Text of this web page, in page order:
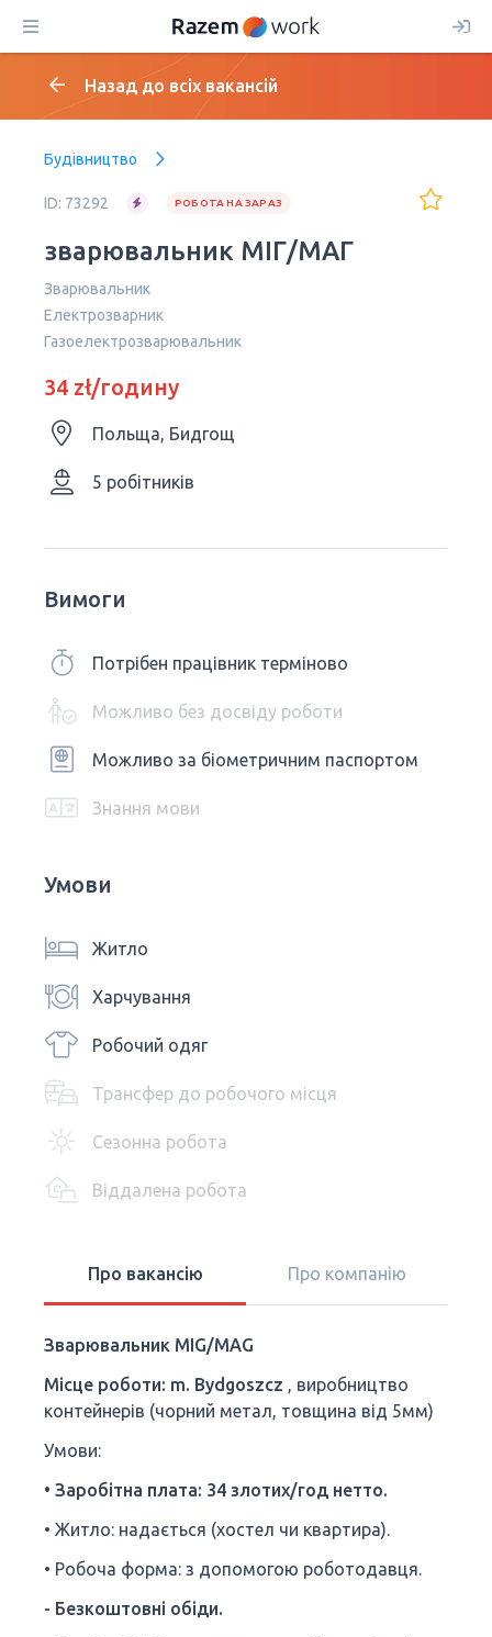
Назад до всіх вакансій
Будівництво
ID: 73292 РОБОТА НА ЗАРАЗ
зварювальник МІГ/МАГ
Зварювальник
Електрозварник
Газоелектрозварювальник
34 zł/годину
Польща, Бидгощ
5 робітників
Вимоги
Потрібен працівник терміново
Можливо без досвіду роботи
Можливо за біометричним паспортом
Знання мови
Умови
Житло
Харчування
Робочий одяг
Трансфер до робочого місця
Сезонна робота
Віддалена робота
Про вакансію Про компанію
Зварювальник MIG/MAG
Місце роботи: m. Bydgoszcz , виробництво
контейнерів (чорний метал, товщина від 5мм)
Умови:
• Заробітна плата: 34 злотих/год нетто.
• Житло: надається (хостел чи квартира).
• Робоча форма: з допомогою роботодавця.
- Безкоштовні обіди.